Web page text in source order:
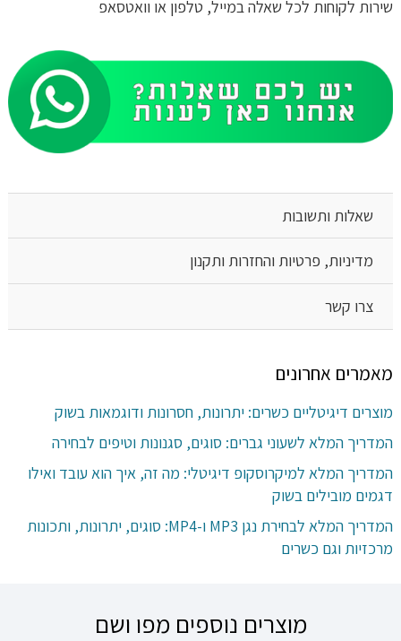
שירות לקוחות לכל שאלה במייל, טלפון או וואטסאפ
שאלות ותשובות
מדיניות, פרטיות והחזרות ותקנון
צרו קשר
מאמרים אחרונים
מוצרים דיגיטליים כשרים: יתרונות, חסרונות ודוגמאות בשוק
המדריך המלא לשעוני גברים: סוגים, סגנונות וטיפים לבחירה
המדריך המלא למיקרוסקופ דיגיטלי: מה זה, איך הוא עובד ואילו
דגמים מובילים בשוק
המדריך המלא לבחירת נגן MP3 ו-MP4: סוגים, יתרונות, ותכונות
מרכזיות וגם כשרים
מוצרים נוספים מפו ושם